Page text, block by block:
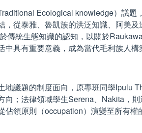
Ecological knowledge）議
，從泰雅、魯凱族的洪泛知識、阿美
傳統生態知識的認知，以關於
中具有重要意義，成為當代毛利族人構
地議題的制度面向，原專班同學Ipulu
向；法律領域學生Serena、Nakita，
佔領原則（occupation）演變至所有